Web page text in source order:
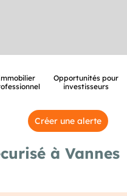
Opportunités pour
investisseurs
Créer une alerte
à Vannes